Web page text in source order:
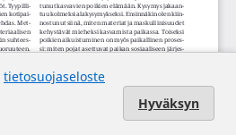
tietosuojaseloste
Hyväksyn